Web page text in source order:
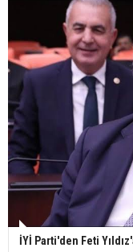
İYİ Parti'den Feti